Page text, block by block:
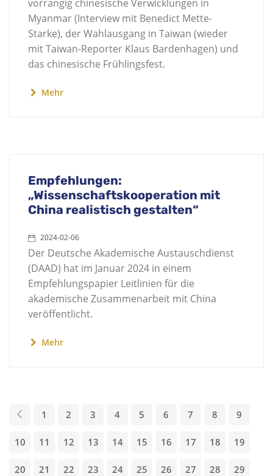
vorrangig chinesische Verwicklungen in
Myanmar (Interview mit Benedict Mette-
Starke), der Wahlausgang in Taiwan (wieder
mit Taiwan-Reporter Klaus Bardenhagen) und
das chinesische Frühlingsfest.
Mehr
Empfehlungen:
„Wissenschaftskooperation mit
China realistisch gestalten“
2024-02-06
Der Deutsche Akademische Austauschdienst
(DAAD) hat im Januar 2024 in einem
Empfehlungspapier Leitlinien für die
akademische Zusammenarbeit mit China
veröffentlicht.
Mehr
1 2 3 4 5 6 7 8 9
10 11 12 13 14 15 16 17 18 19
20 21 22 23 24 25 26 27 28 29